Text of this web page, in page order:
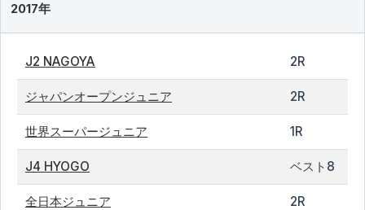
2017年
J2 NAGOYA 2R
ジャパンオープンジュニア 2R
世界スーパージュニア 1R
J4 HYOGO ベスト8
全日本ジュニア 2R